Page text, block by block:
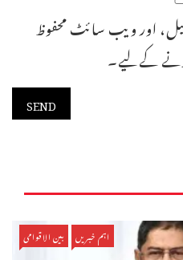
اور ویب سائٹ محفوظ
کےلیے۔
اہم خبریں بین الاقوامی